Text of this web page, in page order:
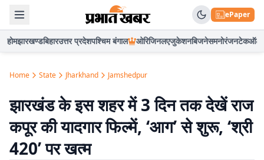
ePaper
होमझारखण्डबिहारउत्तर प्रदेशपश्चिम बंगाल ओरिजिनलएजुकेशनबिजनेसमनोरंजनटेकऑटो
Home State Jharkhand Jamshedpur
झारखंड के इस शहर में 3 दिन तक देखें राज
कपूर की यादगार फिल्में, ‘आग’ से शुरू, ‘श्री
420’ पर खत्म